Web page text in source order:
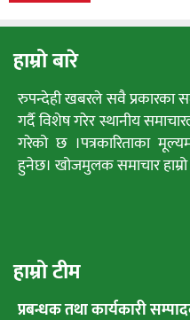
हाम्रो बारे
रुपन्देही खबरले सवै प्रकारका
गर्दै विशेष गरेर स्थानीय
गरेको छ ।पत्रकारिताका
हुनेछ। खोजमुलक समाचार हाम्रो
हाम्रो टीम
प्रबन्धक तथा कार्यकारी